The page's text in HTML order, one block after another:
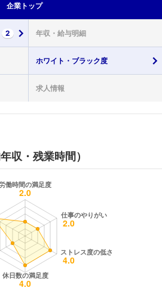
企業 トップ
2 年収・ 給与明細
ホワイト・ ブラック度
求人情報
収・残業時間）